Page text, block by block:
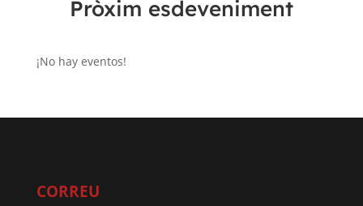
Pròxim esdeveniment
¡No hay eventos!
CORREU